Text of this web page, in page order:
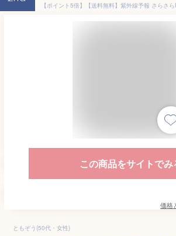
この商品をサイトでみ
価格
ともぞう(50代・女性)